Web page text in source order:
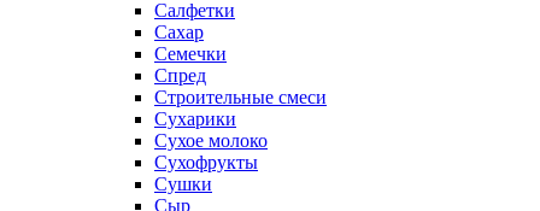
Салфетки
Сахар
Семечки
Спред
Строительные смеси
Сухарики
Сухое молоко
Сухофрукты
Сушки
Сыр